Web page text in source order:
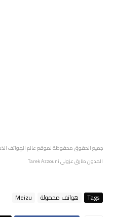
المدون طارق عزوني Tarek Azzouni
Tags هواتف محمولة Meizu